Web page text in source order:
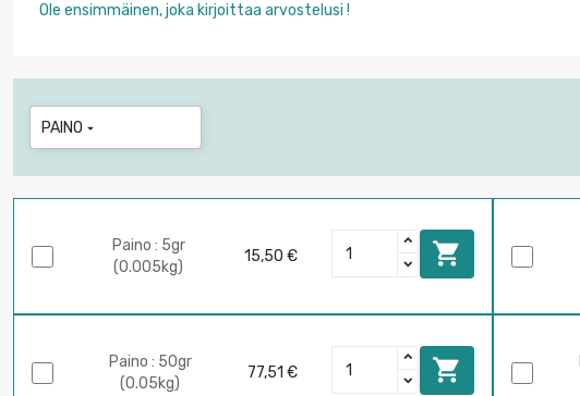
Ole ensimmäinen, joka kirjoittaa arvostelusi !
PAINO 
Paino : 5gr
(0.005kg)
15,50 € 
Paino : 50gr
(0.05kg)
77,51 € 